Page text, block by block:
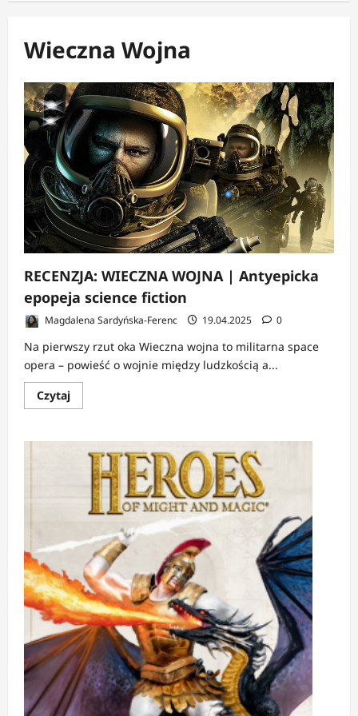
Wieczna Wojna
RECENZJA: WIECZNA WOJNA | Antyepicka
epopeja science fiction
Magdalena Sardyńska-Ferenc 19.04.2025 0
Na pierwszy rzut oka Wieczna wojna to militarna space
opera – powieść o wojnie między ludzkością a...
CzytajDowiedz
się
RECENZJA:
WIECZNA
WOJNA
Antyepicka
epopeja
science
fiction